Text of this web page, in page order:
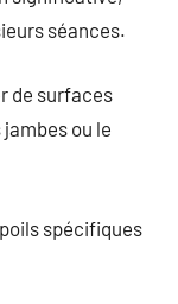
séances.
de surfaces
ou le
spécifiques